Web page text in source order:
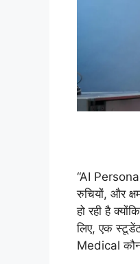
“AI
रुचियों, और
हो रही है
लिए, एक
Medical